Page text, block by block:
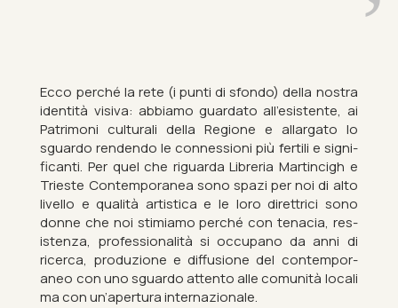
Ecco perché la rete (i punti di sfondo) della nos­tra
iden­tità vi­s­iva: ab­biamo guard­ato all’es­ist­ente, ai
Pat­ri­moni cul­tur­ali della Re­gione e al­lar­gato lo
sguardo rendendo le con­nes­sioni più fer­tili e sig­ni­
fic­anti. Per quel che ri­guarda Lib­reria Mar­tincigh e
Trieste Con­tem­por­anea sono spazi per noi di alto
liv­ello e qualità artist­ica e le loro direttrici sono
donne che noi stimiamo perché con ten­acia, res­
istenza, pro­fes­sion­alità si oc­cu­pano da anni di
ricerca, produzione e dif­fu­sione del con­tem­por­
aneo con uno sguardo at­tento alle comunità loc­ali
ma con un’aper­tura in­ternazionale.